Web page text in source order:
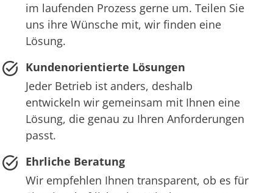
im laufenden Prozess gerne um. Teilen Sie
uns ihre Wünsche mit, wir finden eine
Lösung.
Kundenorientierte Lösungen
Jeder Betrieb ist anders, deshalb
entwickeln wir gemeinsam mit Ihnen eine
Lösung, die genau zu Ihren Anforderungen
passt.
Ehrliche Beratung
Wir empfehlen Ihnen transparent, ob es für